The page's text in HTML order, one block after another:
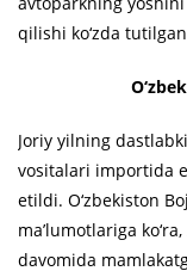
qilishi ko‘zda
Joriy yilning
vositalari importida
etildi. O‘zbekiston
ma’lumotlariga
davomida